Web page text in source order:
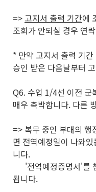
=>고지서 출력 기간에
조회가 안되실 경우 연
* 만약 고지서 출력 기
승인 받은 다음날부터
Q6. 수업 1/4선 이전 군
매우 촉박합니다. 다른
=> 복무 중인 부대의 행
면 전역예정일이 나와
니다.
'전역예정증명서'를
됩니다.